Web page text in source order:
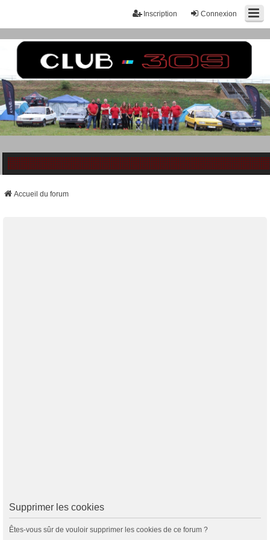
Connexion
Inscription
Accueil du forum
Supprimer les cookies
Êtes-vous sûr de vouloir supprimer les cookies de ce forum ?